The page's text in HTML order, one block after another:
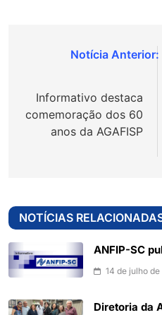
Navegação
Post
Informativo destaca
comemoração dos 60
anos da AGAFISP
NOTÍCIAS
ANFIP-SC
14 de julho
Diretoria da